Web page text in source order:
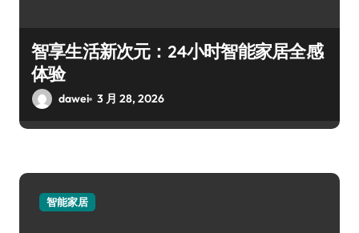
智享生活新次元：24小时智能家居全感
体验
dawei 3 月 28, 2026
智能家居